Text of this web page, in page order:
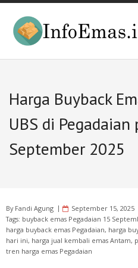
Skip
content
Harga Buyback
UBS di Pegadaian
September 2025
By Fandi Agung September 15, 2025
Tags: buyback emas Pegadaian 15
harga buyback emas Pegadaian, harga
hari ini, harga jual kembali emas Antam,
tren harga emas Pegadaian